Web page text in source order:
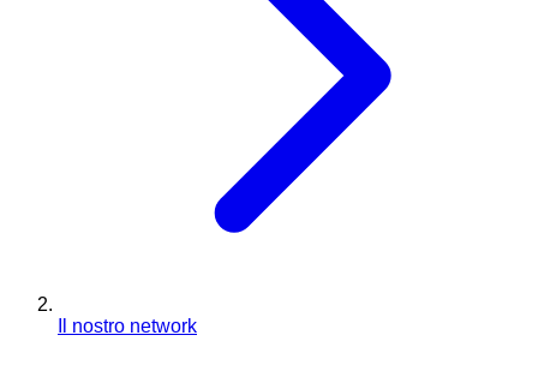
Il nostro network